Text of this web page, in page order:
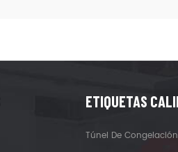
ETIQUETAS
Túnel De Congelación